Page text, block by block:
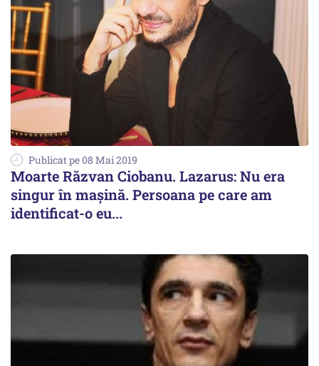
Publicat pe 08 Mai 2019
Moarte Răzvan Ciobanu. Lazarus: Nu era
singur în mașină. Persoana pe care am
identificat-o eu...